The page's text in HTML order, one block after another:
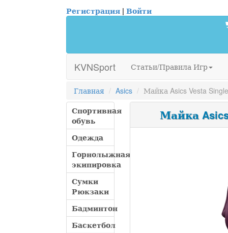
Регистрация | Войти
KVNSport Статьи/Правила Игр
Главная Asics
Майка Asics Vesta
Спортивная
обувь
Одежда
Горнолыжная
экипировка
Сумки
Рюкзаки
Бадминтон
Баскетбол
Майка Asics